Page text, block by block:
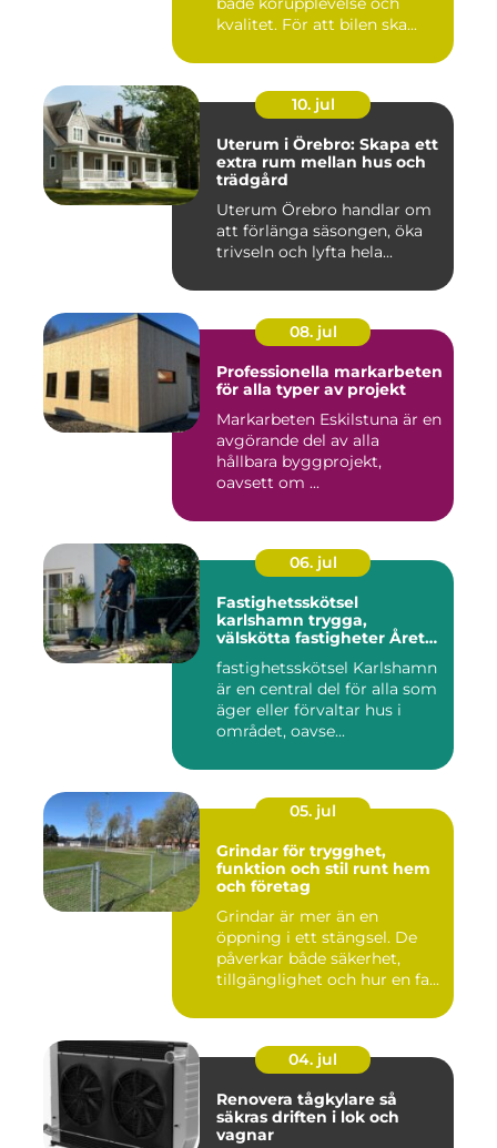
kvalitet. För att bilen ska...
10. jul
Uterum i Örebro: Skapa ett
extra rum mellan hus och
trädgård
Uterum Örebro handlar om
att förlänga säsongen, öka
trivseln och lyfta hela...
08. jul
Professionella markarbeten
för alla typer av projekt
Markarbeten Eskilstuna är en
avgörande del av alla
hållbara byggprojekt,
oavsett om ...
06. jul
Fastighetsskötsel
karlshamn trygga,
välskötta fastigheter Året
fastighetsskötsel Karlshamn
är en central del för alla som
äger eller förvaltar hus i
området, oavse...
05. jul
Grindar för trygghet,
funktion och stil runt hem
och företag
Grindar är mer än en
öppning i ett stängsel. De
påverkar både säkerhet,
tillgänglighet och hur en fa...
04. jul
Renovera tågkylare så
säkras driften i lok och
vagnar